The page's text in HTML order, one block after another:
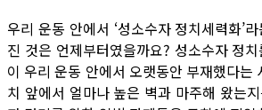
우리 운동 안에서 ‘성소수자 정치세력화’
진 것은 언제부터였을까요? 성소수자 정
이 우리 운동 안에서 오랫동안 부재했다는
치 앞에서 얼마나 높은 벽과 마주해 왔는